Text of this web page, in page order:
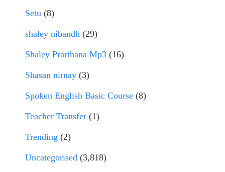
Setu (8)
shaley nibandh (29)
Shaley Prarthana Mp3 (16)
Shasan nirnay (3)
Spoken English Basic Course (8)
Teacher Transfer (1)
Trending (2)
Uncategorised (3,818)